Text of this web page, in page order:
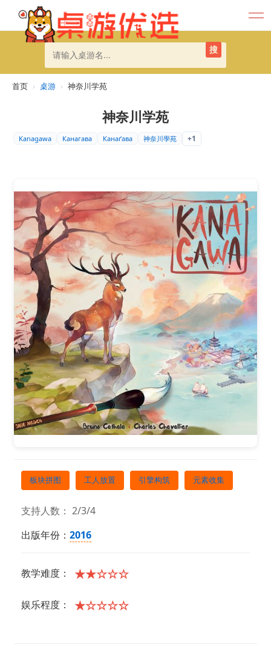
搜
首页 › 桌游 › 神奈川学苑
神奈川学苑
Kanagawa Канагава Канаґава 神奈川學苑 +1
板块拼图 工人放置 引擎构筑 元素收集
支持人数： 2/3/4
出版年份： 2016
教学难度： ★★☆☆☆
娱乐程度： ★☆☆☆☆